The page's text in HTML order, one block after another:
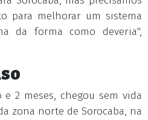
para melhorar um sistema
da forma como deveria",
2 meses, chegou sem vida
zona norte de Sorocaba, na